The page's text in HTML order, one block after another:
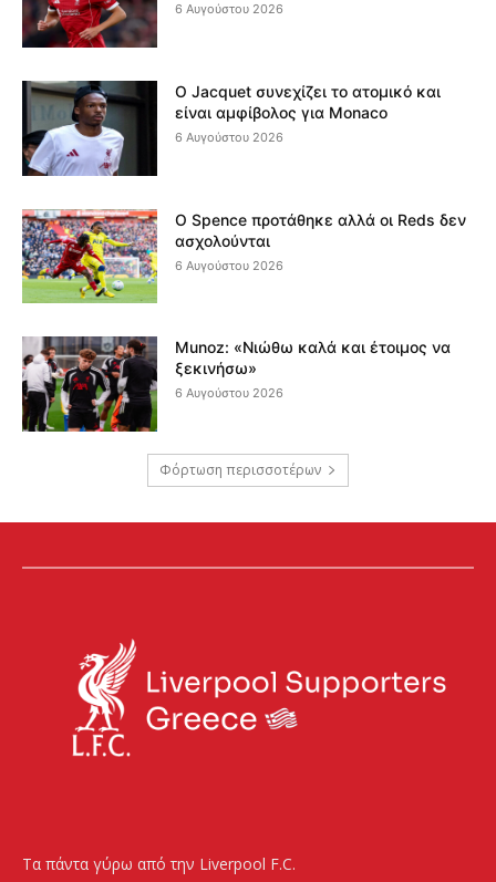
6 Αυγούστου 2026
Ο Jacquet συνεχίζει το ατομικό και
είναι αμφίβολος για Monaco
6 Αυγούστου 2026
Ο Spence προτάθηκε αλλά οι Reds δεν
ασχολούνται
6 Αυγούστου 2026
Munoz: «Νιώθω καλά και έτοιμος να
ξεκινήσω»
6 Αυγούστου 2026
Φόρτωση περισσοτέρων
Τα πάντα γύρω από την Liverpool F.C.